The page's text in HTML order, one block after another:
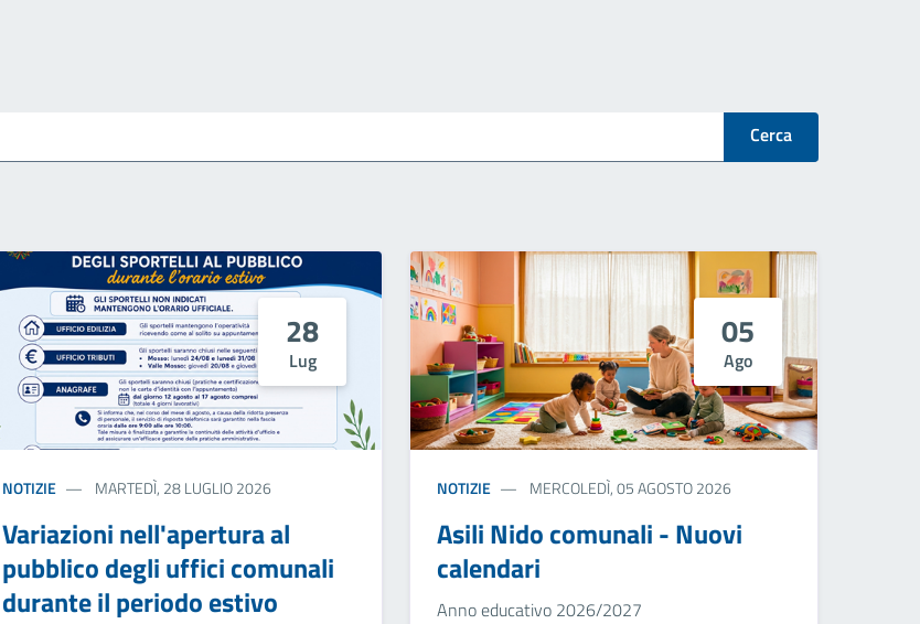
Cerca
28
Lug
NOTIZIE MARTEDÌ, 28 LUGLIO 2026
Variazioni nell'apertura al
pubblico degli uffici comunali
durante il periodo estivo
05
Ago
NOTIZIE MERCOLEDÌ, 05 AGOSTO 2026
Asili Nido comunali - Nuovi
calendari
Anno educativo 2026/2027